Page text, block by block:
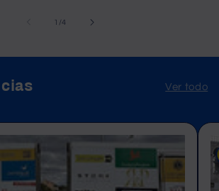
1 /de
4
Ver todo